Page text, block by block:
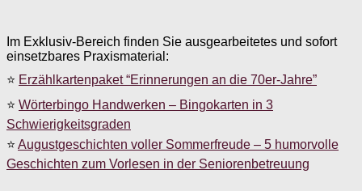
Im Exklusiv-Bereich finden Sie ausgearbeitetes und sofort
einsetzbares Praxismaterial:
⭐ Erzählkartenpaket “Erinnerungen an die 70er-Jahre”
⭐ Wörterbingo Handwerken – Bingokarten in 3
Schwierigkeitsgraden
⭐ Augustgeschichten voller Sommerfreude – 5 humorvolle
Geschichten zum Vorlesen in der Seniorenbetreuung